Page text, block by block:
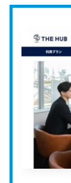
タルオフィ
です。
利用者は
す。契約
のコワー
ち合わせ
サーブコ